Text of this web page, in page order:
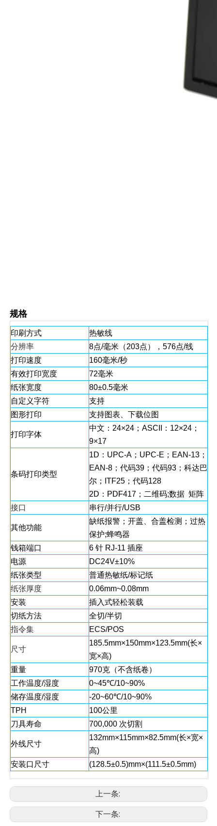
规格
印刷方式
热敏线
分辨率
8点/毫米（203点），576点/线
打印速度
160毫米/秒
有效打印宽度
72毫米
纸张宽度
80±0.5毫米
自定义字符
支持
图形打印
支持图表、下载位图
打印字体
中文：24×24；ASCII：12×24；
9×17
条码打印类型
1D：UPC-A；UPC-E；EAN-13；
EAN-8；代码39；代码93；科达巴
尔；ITF25；代码128
2D：PDF417；二维码;数据 矩阵
接口
串行/并行/USB
其他功能
缺纸报警；开盖、合盖检测；过热
保护;蜂鸣器
钱箱端口
6 针 RJ-11 插座
电源
DC24V±10%
纸张类型
普通热敏纸/标记纸
纸张厚度
0.06mm~0.08mm
安装
插入式轻松装载
切纸方法
全切/半切
指令集
ECS/POS
尺寸
185.5mm×150mm×123.5mm(长×
宽×高)
重量
970克（不含纸卷）
工作温度/湿度
0~45℃/10~90%
储存温度/湿度
-20~60℃/10~90%
TPH
100公里
刀具寿命
700,000 次切割
外线尺寸
132mm×115mm×82.5mm(长×宽×
高)
安装口尺寸
(128.5±0.5)mm×(111.5±0.5mm)
上一条:
下一条: